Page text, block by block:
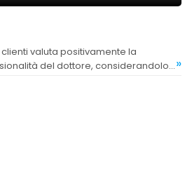
del dottore, considerandolo
»